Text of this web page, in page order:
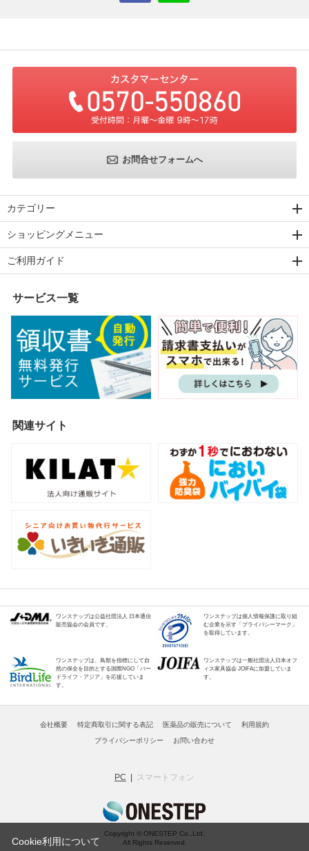
お問合せフォームへ
カテゴリー
ショッピングメニュー
ご利用ガイド
サービス一覧
関連サイト
ワンステップは公益社団法人 日本通信
販売協会の会員です。
ワンステップは個人情報保護に取り組
む企業を示す「プライバシーマーク」
を取得しています。
ワンステップは、鳥類を指標にして自
然の保全を目的とする国際NGO「バー
ドライフ・アジア」を応援していま
す。
ワンステップは一般社団法人日本オフ
ィス家具協会 JOIFAに加盟していま
す。
会社概要 特定商取引に関する表記 医薬品の販売について 利用規約
プライバシーポリシー お問い合わせ
PC スマートフォン
Copyright © ONESTEP Co.,Ltd.
All Rights Reserved.
Cookie利用について